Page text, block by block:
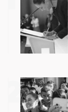
2